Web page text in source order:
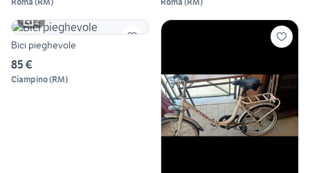
2
Bici pieghevole
85 €
Ciampino(RM)